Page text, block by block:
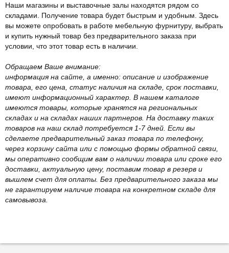
Наши магазины и выставочные залы находятся рядом со
складами. Получение товара будет быстрым и удобным. Здесь
вы можете опробовать в работе мебельную фурнитуру, выбрать
и купить нужный товар без предварительного заказа при
условии, что этот товар есть в наличии.
Обращаем Ваше внимание:
информация на сайте, а именно: описание и изображение
товара, его цена, статус наличия на складе, срок поставки,
имеют информационный характер. В нашем каталоге
имеются товары, которые хранятся на региональных
складах и на складах наших партнеров. На доставку таких
товаров на наш склад потребуется 1-7 дней. Если вы
сделаете предварительный заказ товара по телефону,
через корзину сайта или с помощью формы обратной связи,
мы оперативно сообщим вам о наличии товара или сроке его
доставки, актуальную цену, поставим товар в резерв и
вышлем счет для оплаты. Без предварительного заказа мы
не гарантируем наличие товара на конкретном складе для
самовывоза.